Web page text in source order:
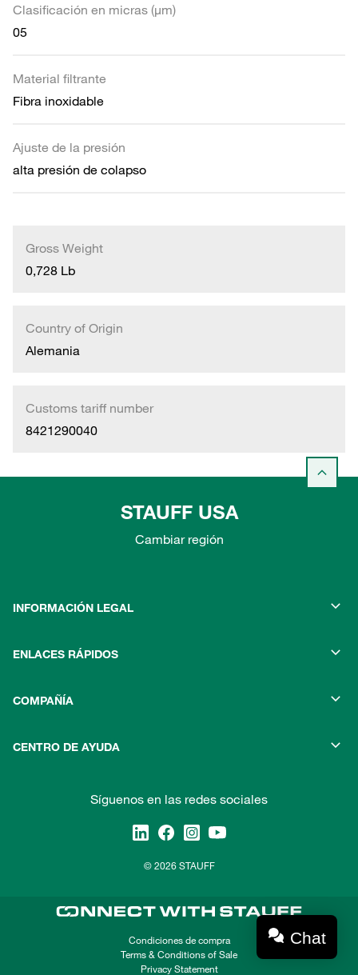
Clasificación en micras (µm)
05
Material filtrante
Fibra inoxidable
Ajuste de la presión
alta presión de colapso
Gross Weight
0,728 Lb
Country of Origin
Alemania
Customs tariff number
8421290040
STAUFF USA
Cambiar región
INFORMACIÓN LEGAL
ENLACES RÁPIDOS
COMPAÑÍA
CENTRO DE AYUDA
Síguenos en las redes sociales
© 2026 STAUFF
Condiciones de compra
Terms & Conditions of Sale
Privacy Statement
Chat